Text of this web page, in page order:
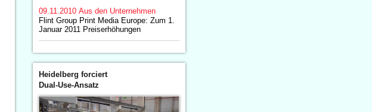
09.11.2010 Aus den Unternehmen
Flint Group Print Media Europe: Zum 1.
Januar 2011 Preiserhöhungen
Heidelberg forciert
Dual-Use-Ansatz